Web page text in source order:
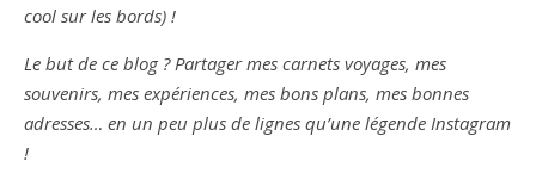
cool sur les bords) !
Le but de ce blog ? Partager mes carnets voyages, mes
souvenirs, mes expériences, mes bons plans, mes bonnes
adresses… en un peu plus de lignes qu’une légende Instagram
!